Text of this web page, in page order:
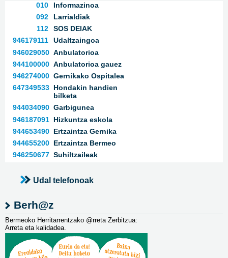
010
Informazinoa
092
Larrialdiak
112
SOS DEIAK
946179111
Udaltzaingoa
946029050 Anbulatorioa
944100000 Anbulatorioa gauez
946274000 Gernikako Ospitalea
647349533 Hondakin handien
bilketa
944034090 Garbigunea
946187091 Hizkuntza eskola
944653490 Ertzaintza Gernika
944655200 Ertzaintza Bermeo
946250677 Suhiltzaileak
Udal telefonoak
Berh@z
Bermeoko Herritarrentzako @rreta Zerbitzua:
Arreta eta kalidadea.